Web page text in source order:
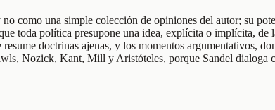
como una simple colección de opiniones del autor; su
toda política presupone una idea, explícita o implícita, de
doctrinas ajenas, y los momentos argumentativos,
Nozick, Kant, Mill y Aristóteles, porque Sandel dialoga